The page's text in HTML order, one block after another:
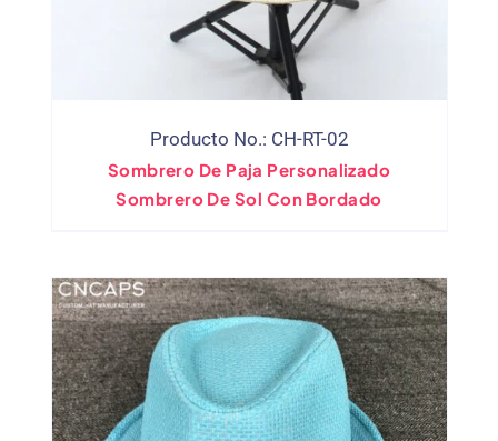
Producto No.: CH-RT-02
Sombrero De Paja Personalizado
Sombrero De Sol Con Bordado